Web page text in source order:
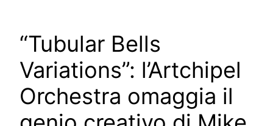
“Tubular Bells
Variations”: l’Artchipel
Orchestra omaggia il